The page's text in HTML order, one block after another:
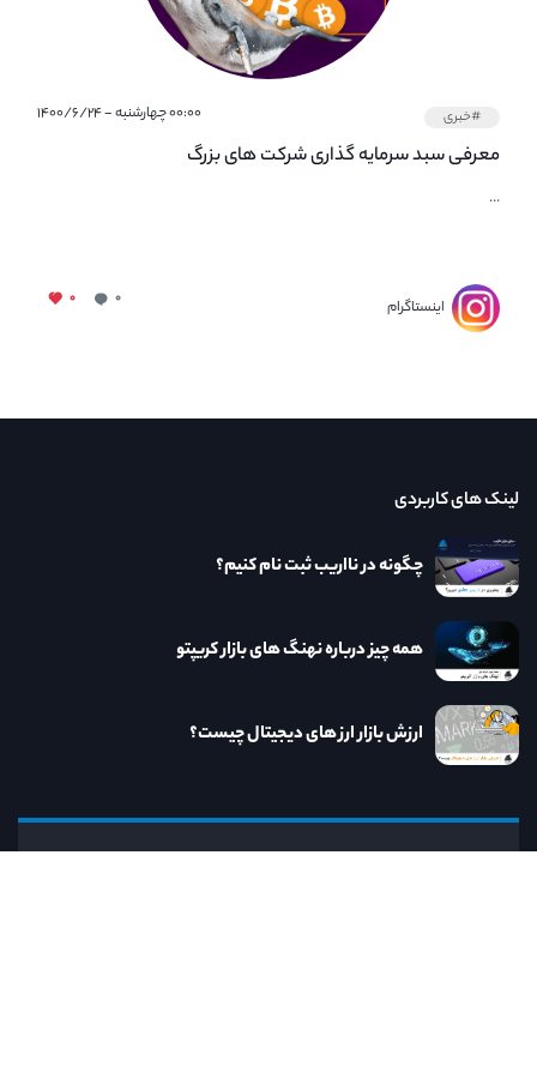
#خبری ۰۰:۰۰ چهارشنبه - ۱۴۰۰/۶/۲۴
معرفی سبد سرمایه گذاری شرکت های بزرگ
...
اینستاگرام ۰ ۰
لینک های کاربردی
چگونه در نااریب ثبت نام کنیم؟
همه چیز درباره نهنگ های بازار کریپتو
ارزش بازار ارز های دیجیتال چیست؟